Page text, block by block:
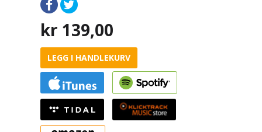
kr 139,00
LEGG I HANDLEKURV